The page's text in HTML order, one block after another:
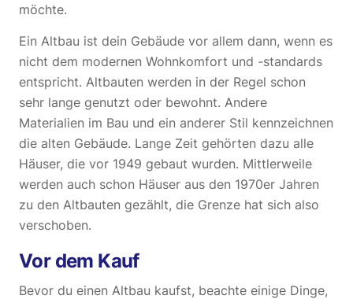
möchte.
Ein Altbau ist dein Gebäude vor allem dann, wenn es
nicht dem modernen Wohnkomfort und -standards
entspricht. Altbauten werden in der Regel schon
sehr lange genutzt oder bewohnt. Andere
Materialien im Bau und ein anderer Stil kennzeichnen
die alten Gebäude. Lange Zeit gehörten dazu alle
Häuser, die vor 1949 gebaut wurden. Mittlerweile
werden auch schon Häuser aus den 1970er Jahren
zu den Altbauten gezählt, die Grenze hat sich also
verschoben.
Vor dem Kauf
Bevor du einen Altbau kaufst, beachte einige Dinge,